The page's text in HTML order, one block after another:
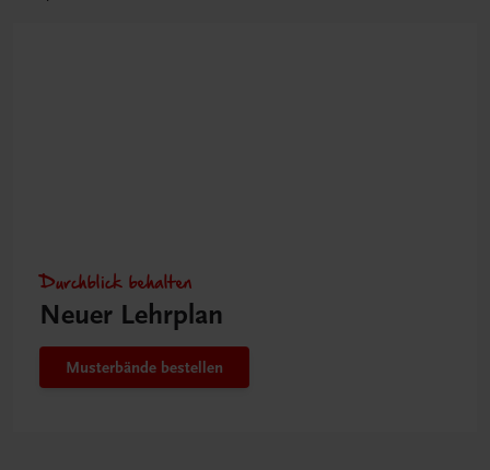
Durchblick behalten
Neuer Lehrplan
Musterbände bestellen